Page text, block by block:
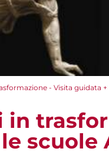
- Visita guidata
in
scuole